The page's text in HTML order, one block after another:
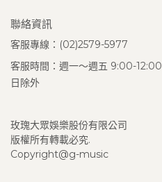
聯絡資訊
客服專線：(02)2579-5977
客服時間：週一～週五 9:00-
日除外
玫瑰大眾娛樂股份有限公司
版權所有轉載必究.
Copyright@g-music